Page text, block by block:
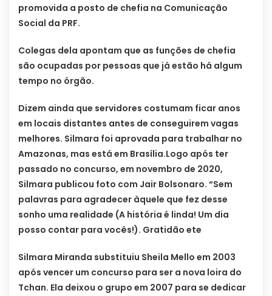
promovida a posto de chefia na Comunicação
Social da PRF.
Colegas dela apontam que as funções de chefia
são ocupadas por pessoas que já estão há algum
tempo no órgão.
Dizem ainda que servidores costumam ficar anos
em locais distantes antes de conseguirem vagas
melhores. Silmara foi aprovada para trabalhar no
Amazonas, mas está em Brasília.Logo após ter
passado no concurso, em novembro de 2020,
Silmara publicou foto com Jair Bolsonaro. “Sem
palavras para agradecer àquele que fez desse
sonho uma realidade (A história é linda! Um dia
posso contar para vocês!). Gratidão ete
Silmara Miranda substituiu Sheila Mello em 2003
após vencer um concurso para ser a nova loira do
Tchan. Ela deixou o grupo em 2007 para se dedicar